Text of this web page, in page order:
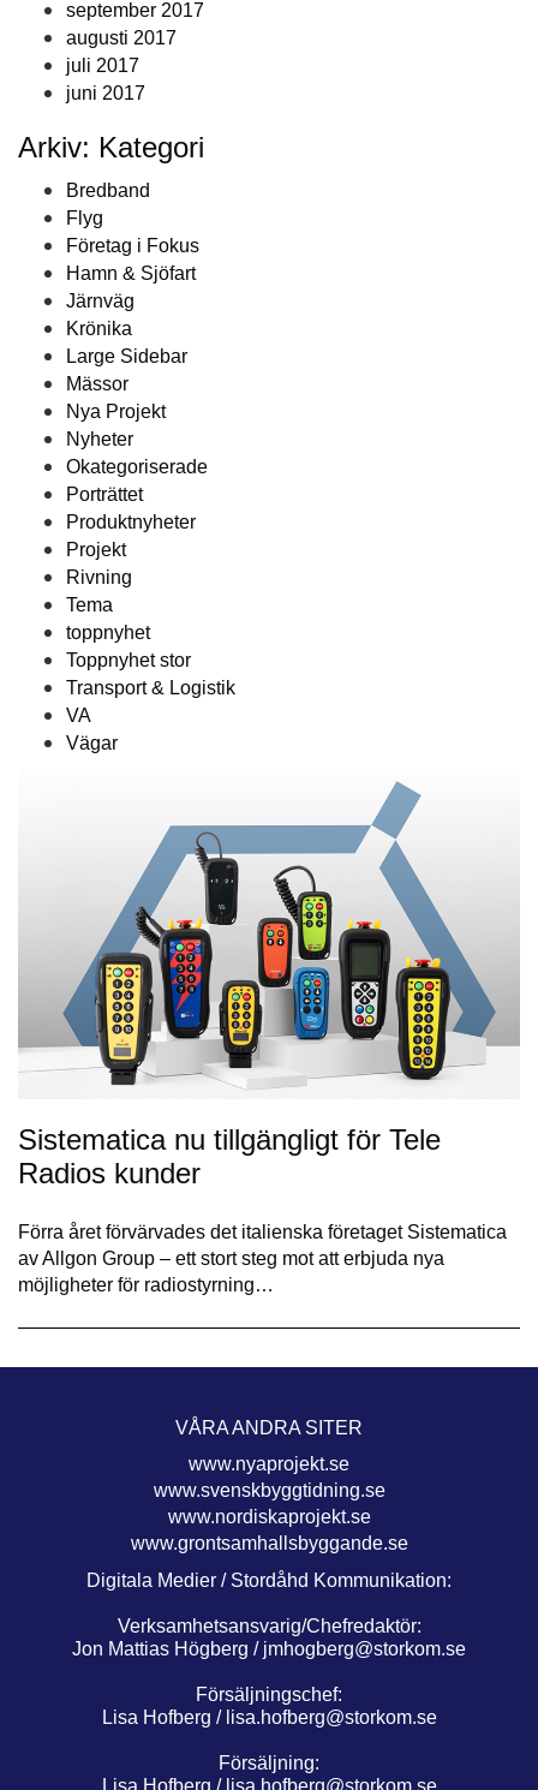
september 2017
augusti 2017
juli 2017
juni 2017
Arkiv: Kategori
Bredband
Flyg
Företag i Fokus
Hamn & Sjöfart
Järnväg
Krönika
Large Sidebar
Mässor
Nya Projekt
Nyheter
Okategoriserade
Porträttet
Produktnyheter
Projekt
Rivning
Tema
toppnyhet
Toppnyhet stor
Transport & Logistik
VA
Vägar
Sistematica nu tillgängligt för Tele
Radios kunder
Förra året förvärvades det italienska företaget Sistematica
av Allgon Group – ett stort steg mot att erbjuda nya
möjligheter för radiostyrning…
VÅRA ANDRA SITER
www.nyaprojekt.se
www.svenskbyggtidning.se
www.nordiskaprojekt.se
www.grontsamhallsbyggande.se
Digitala Medier / Stordåhd Kommunikation:
Verksamhetsansvarig/Chefredaktör:
Jon Mattias Högberg / jmhogberg@storkom.se
Försäljningschef:
Lisa Hofberg / lisa.hofberg@storkom.se
Försäljning: